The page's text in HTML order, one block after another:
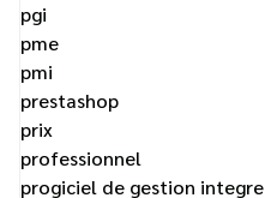
pgi
pme
pmi
prestashop
prix
professionnel
progiciel de gestion integre